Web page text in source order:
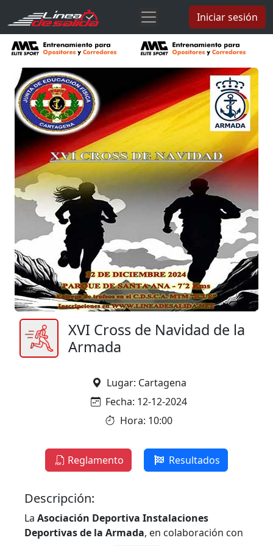
Iniciar sesión
XVI Cross de Navidad de la
Armada
Lugar: Cartagena
Fecha: 12-12-2024
Hora: 10:00
Reglamento Resultados
Descripción:
La Asociación Deportiva Instalaciones
Deportivas de la Armada, en colaboración con